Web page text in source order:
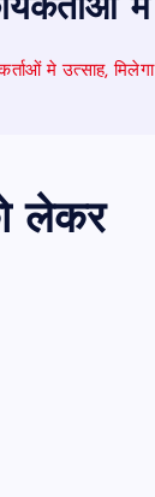
मे उत्साह,
लेकर